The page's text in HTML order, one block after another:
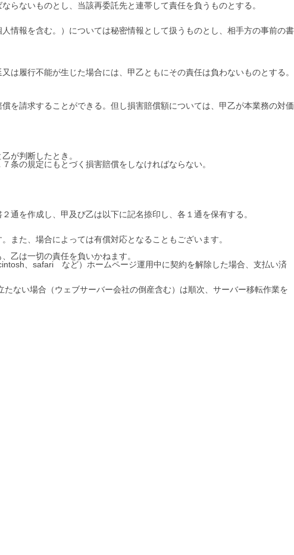
らないものとし、当該再委託先と連帯して責任を負うものとする。
情報を含む。）については秘密情報として扱うものとし、相手方の事前の書
履行不能が生じた場合には、甲乙ともにその責任は負わないものとする。
を請求することができる。但し損害賠償額については、甲乙が本業務の対価
が判断したとき。
条の規定にもとづく損害賠償をしなければならない。
通を作成し、甲及び乙は以下に記名捺印し、各１通を保有する。
また、場合によっては有償対応となることもございます。
乙は一切の責任を負いかねます。
、safari など）ホームページ運用中に契約を解除した場合、支払い済
ない場合（ウェブサーバー会社の倒産含む）は順次、サーバー移転作業を